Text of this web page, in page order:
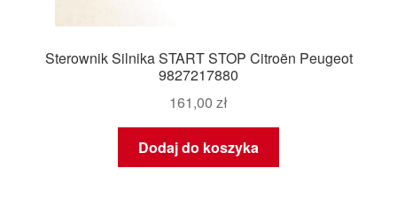
Sterownik Silnika START STOP Citroën Peugeot
9827217880
161,00 zł
Dodaj do koszyka